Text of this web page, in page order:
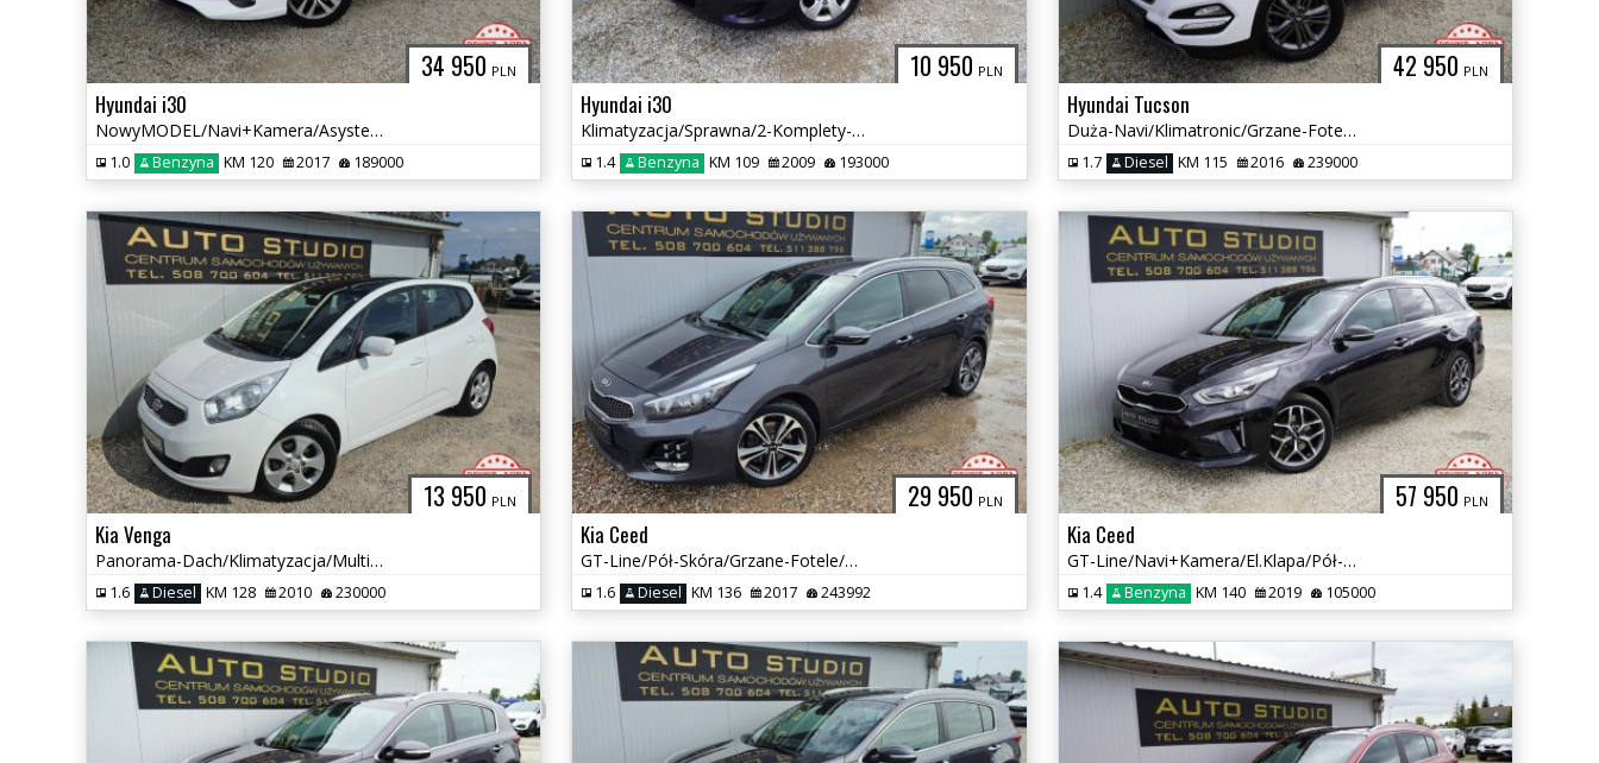
34 950 PLN
Hyundai i30
NowyMODEL/Navi+Kamera/Asystenty/Grzane-Fotele/Full-LED/Tempomat/Bogaty
1.0 Benzyna KM 120 2017 189000
10 950 PLN
Hyundai i30
Klimatyzacja/Sprawna/2-Komplety-OPON/Komputer/Zarejestrowany
1.4 Benzyna KM 109 2009 193000
42 950 PLN
Hyundai Tucson
Duża-Navi/Klimatronic/Grzane-Fotele/Asystenty/Tempomat/Full-Serwis!
1.7 Diesel KM 115 2016 239000
13 950 PLN
Kia Venga
Panorama-Dach/Klimatyzacja/Multifunkcja/Tempomat/Alu-felgi/Ładny
1.6 Diesel KM 128 2010 230000
29 950 PLN
Kia Ceed
GT-Line/Pół-Skóra/Grzane-Fotele/Navi+Kamera/Tempomat/Klimatronic
1.6 Diesel KM 136 2017 243992
57 950 PLN
Kia Ceed
GT-Line/Navi+Kamera/El.Klapa/Pół-Skóra+Grzane-FoteleAsystenty/Bogaty
1.4 Benzyna KM 140 2019 105000